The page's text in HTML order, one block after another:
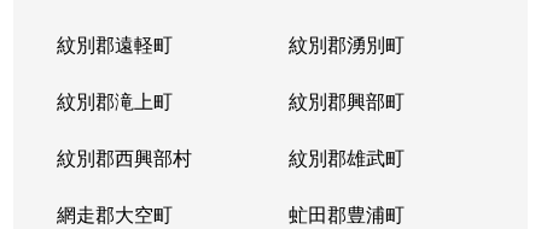
紋別郡遠軽町 紋別郡湧別町
紋別郡滝上町 紋別郡興部町
紋別郡西興部村 紋別郡雄武町
網走郡大空町 虻田郡豊浦町